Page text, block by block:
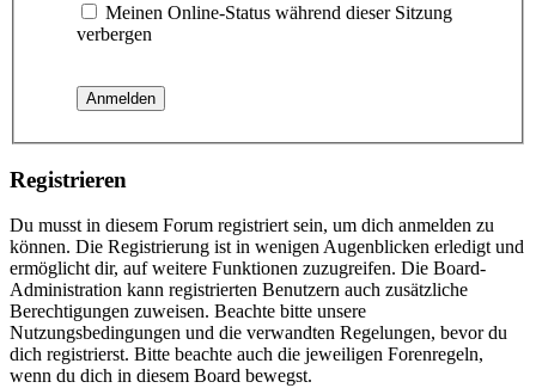
Meinen Online-Status während dieser Sitzung
verbergen
Registrieren
Du musst in diesem Forum registriert sein, um dich anmelden zu
können. Die Registrierung ist in wenigen Augenblicken erledigt und
ermöglicht dir, auf weitere Funktionen zuzugreifen. Die Board-
Administration kann registrierten Benutzern auch zusätzliche
Berechtigungen zuweisen. Beachte bitte unsere
Nutzungsbedingungen und die verwandten Regelungen, bevor du
dich registrierst. Bitte beachte auch die jeweiligen Forenregeln,
wenn du dich in diesem Board bewegst.